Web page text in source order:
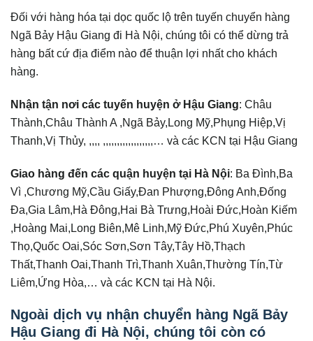
Đối với hàng hóa tại dọc quốc lộ trên tuyến chuyển hàng
Ngã Bảy Hậu Giang đi Hà Nội, chúng tôi có thể dừng trả
hàng bất cứ địa điểm nào để thuận lợi nhất cho khách
hàng.
Nhận tận nơi các tuyến huyện ở Hậu Giang: Châu
Thành,Châu Thành A ,Ngã Bảy,Long Mỹ,Phụng Hiệp,Vị
Thanh,Vị Thủy, ,,,, ,,,,,,,,,,,,,,,,,,… và các KCN tại Hậu Giang
Giao hàng đến các quận huyện tại Hà Nội: Ba Đình,Ba
Vì ,Chương Mỹ,Cầu Giấy,Đan Phượng,Đông Anh,Đống
Đa,Gia Lâm,Hà Đông,Hai Bà Trưng,Hoài Đức,Hoàn Kiếm
,Hoàng Mai,Long Biên,Mê Linh,Mỹ Đức,Phú Xuyên,Phúc
Thọ,Quốc Oai,Sóc Sơn,Sơn Tây,Tây Hồ,Thạch
Thất,Thanh Oai,Thanh Trì,Thanh Xuân,Thường Tín,Từ
Liêm,Ứng Hòa,… và các KCN tại Hà Nội.
Ngoài dịch vụ nhận chuyển hàng Ngã Bảy
Hậu Giang đi Hà Nội, chúng tôi còn có